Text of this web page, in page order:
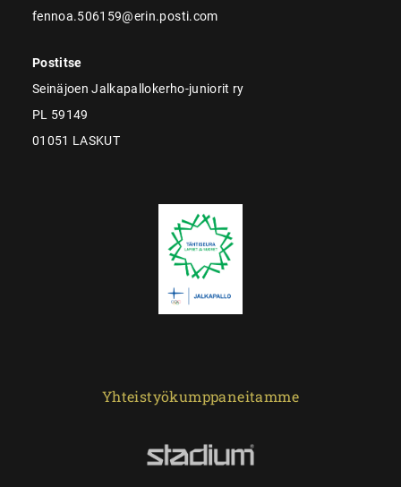
fennoa.506159@erin.posti.com
Postitse
Seinäjoen Jalkapallokerho-juniorit ry
PL 59149
01051 LASKUT
Yhteistyökumppaneitamme